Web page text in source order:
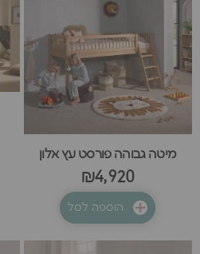
מיטה גבוהה פורסט עץ אלון
₪4,920
הוספה לסל